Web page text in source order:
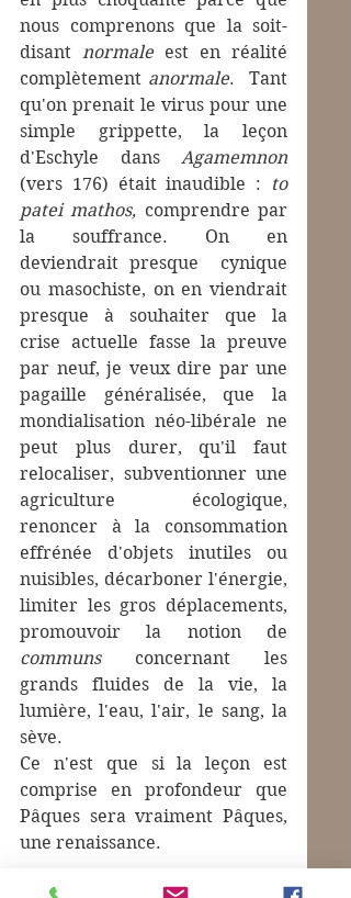
nous comprenons que la soit-
disant normale est en réalité
complètement anormale.  Tant
qu'on prenait le virus pour une
simple grippette, la leçon
d'Eschyle dans Agamemnon
(vers 176) était inaudible :
to
patei mathos, comprendre par
la souffrance. On en
deviendrait presque  cynique
ou masochiste, on en viendrait
presque à souhaiter que la
crise actuelle fasse la preuve
par neuf, je veux dire par une
pagaille généralisée, que la
mondialisation néo-libérale ne
peut plus durer, qu'il faut
relocaliser, subventionner une
agriculture écologique,
renoncer à la consommation
effrénée d'objets inutiles ou
nuisibles, décarboner l'énergie,
limiter les gros déplacements,
communs concernant les
grands fluides de la vie, la
lumière, l'eau, l'air, le sang, la
sève.
Ce n'est que si la leçon est
comprise en profondeur que
Pâques sera vraiment Pâques,
une renaissance.